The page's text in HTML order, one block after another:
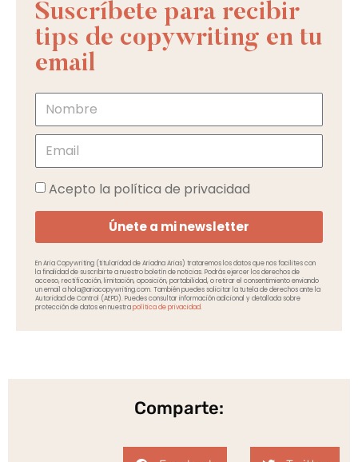
Suscríbete para recibir
tips de copywriting en tu
email
Acepto la política de privacidad
Únete a mi newsletter
En Aria Copywriting (titularidad de Ariadna Arias) trataremos los datos que nos facilites con
la finalidad de suscribirte a nuestro boletín de noticias. Podrás ejercer los derechos de
acceso, rectificación, limitación, oposición, portabilidad, o retirar el consentimiento enviando
un email a hola@ariacopywriting.com. También puedes solicitar la tutela de derechos ante la
Autoridad de Control (AEPD). Puedes consultar información adicional y detallada sobre
protección de datos en nuestrapolítica de privacidad.
Comparte: